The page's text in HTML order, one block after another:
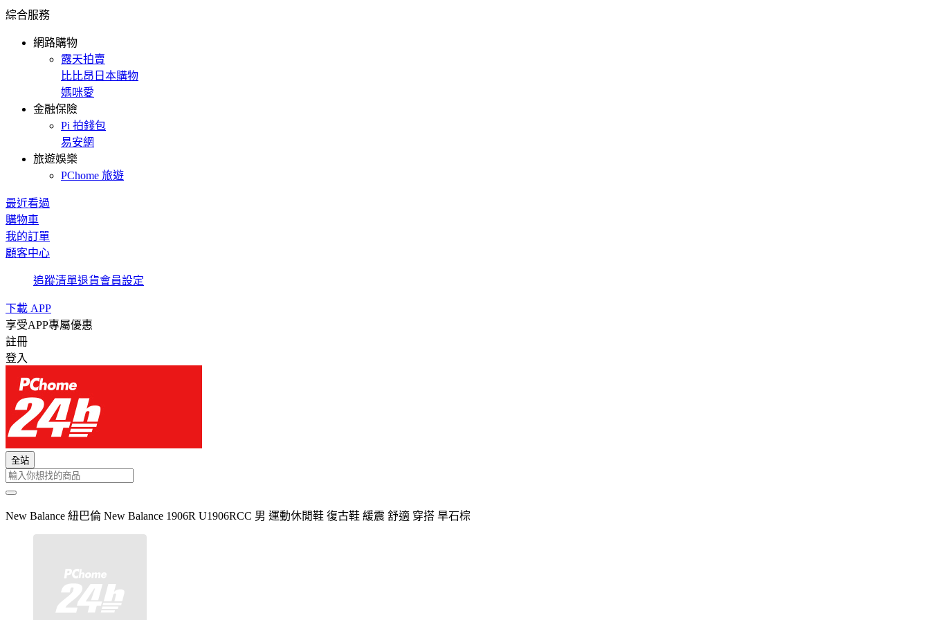
綜合服務
網路購物
露天拍賣
比比昂日本購物
媽咪愛
金融保險
Pi 拍錢包
易安網
旅遊娛樂
PChome 旅遊
最近看過
購物車
我的訂單
顧客中心
追蹤清單退貨會員設定
下載 APP
享受APP專屬優惠
註冊
登入
全站
New Balance 紐巴倫 New Balance 1906R U1906RCC 男 運動休閒鞋 復古鞋 緩震 舒適 穿搭 旱石棕